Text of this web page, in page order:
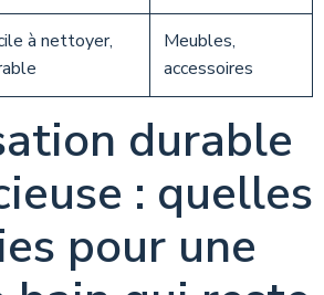
à nettoyer,
Meubles,
accessoires
durable
: quelles
pour une